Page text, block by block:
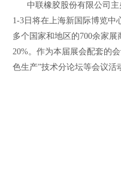
中联橡胶股份有限公司主
1-3日将在上海新国际博览中
多个国家和地区的700余家
20%。作为本届展会配套的
色生产”技术分论坛等会议活